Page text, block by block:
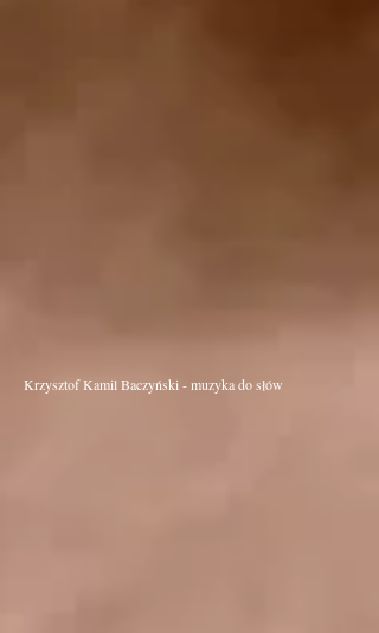
Krzysztof Kamil Baczyński - muzyka do słów